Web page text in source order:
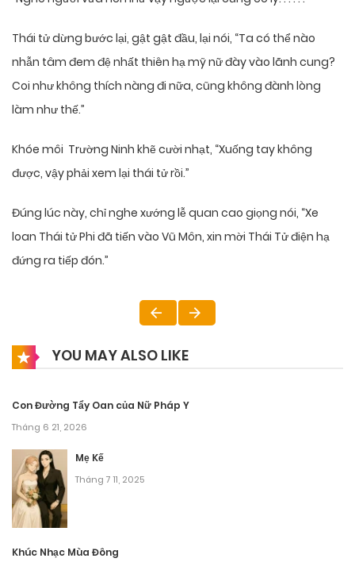
Thái tử dừng bước lại, gật gật đầu, lại nói, “Ta có thể nào
nhẫn tâm đem đệ nhất thiên hạ mỹ nữ đày vào lãnh cung?
Coi như không thích nàng đi nữa, cũng không đành lòng
làm như thế.”
Khóe môi Trường Ninh khẽ cười nhạt, “Xuống tay không
được, vậy phải xem lại thái tử rồi.”
Đúng lúc này, chỉ nghe xướng lễ quan cao giọng nói, “Xe
loan Thái tử Phi đã tiến vào Vũ Môn, xin mời Thái Tử điện hạ
đứng ra tiếp đón.”
YOU MAY ALSO LIKE
Con Đường Tẩy Oan của Nữ Pháp Y
Tháng 6 21, 2026
Mẹ Kế
Tháng 7 11, 2025
Khúc Nhạc Mùa Đông